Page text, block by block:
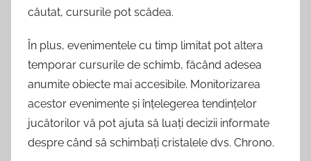
căutat, cursurile pot scădea.
În plus, evenimentele cu timp limitat pot altera
temporar cursurile de schimb, făcând adesea
anumite obiecte mai accesibile. Monitorizarea
acestor evenimente și înțelegerea tendințelor
jucătorilor vă pot ajuta să luați decizii informate
despre când să schimbați cristalele dvs. Chrono.